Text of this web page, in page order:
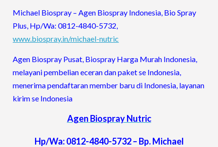
Michael Biospray – Agen Biospray Indonesia, Bio Spray
Plus, Hp/Wa: 0812-4840-5732,
www.biospray.in/michael-nutric
Agen Biospray Pusat, Biospray Harga Murah Indonesia,
melayani pembelian eceran dan paket se Indonesia,
menerima pendaftaran member baru di Indonesia, layanan
kirim se Indonesia
Agen Biospray Nutric
Hp/Wa: 0812-4840-5732 – Bp. Michael